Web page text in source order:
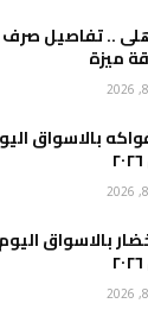
.. تفاصيل
ميزة